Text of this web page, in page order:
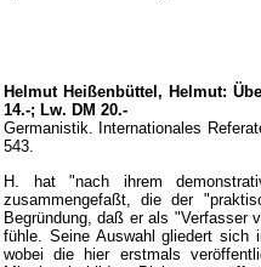
Helmut Heißenbüttel, Helmut:
14.-; Lw. DM 20.-
Germanistik. Internationales
543.
H. hat "nach ihrem
zusammengefaßt, die der
Begründung, daß er als "Verfasser
fühle. Seine Auswahl gliedert sich
wobei die hier erstmals